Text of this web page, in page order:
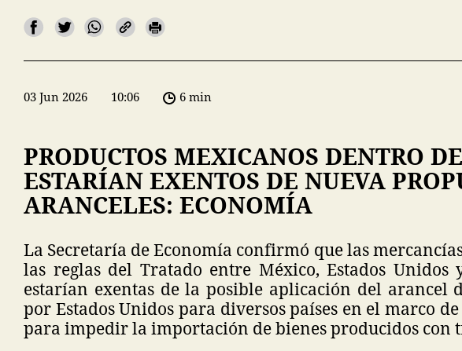
03 Jun 2026 10:06 6 min
PRODUCTOS MEXICANOS DENTRO
ESTARÍAN EXENTOS DE NUEVA
ARANCELES: ECONOMÍA
La Secretaría de Economía confirmó que las
las reglas del Tratado entre México, Estados Unidos
estarían exentas de la posible aplicación del arancel
por Estados Unidos para diversos países en el marco
para impedir la importación de bienes producidos con